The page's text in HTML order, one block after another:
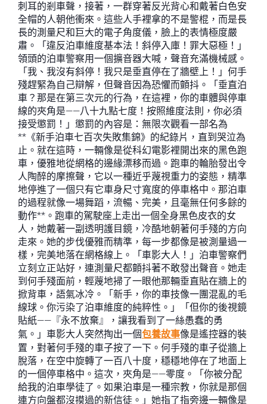
刺耳的剎車聲，接著，一群穿著反光背心和戴著白色安
全帽的人朝他衝來。這些人手裡拿的不是警棍，而是長
長的測量尺和巨大的電子角度儀，臉上的表情極度嚴
肅。「違反泊車維度基本法！斜停入庫！罪大惡極！」
領頭的泊車警察用一個擴音器大喊，聲音充滿機械感。
「我、我沒有斜停！我只是垂直停在了牆壁上！」何手
殘趕緊為自己辯解，但聲音因為恐懼而顫抖。「垂直泊
車？那是在第三次元的行為，在這裡，你的車體與停車
線的夾角是——八十九點七度！按照維度法則，你必須
接受懲罰！」懲罰的內容是：無限次觀看一部名為
**《新手泊車七百次失敗集錦》的紀錄片，直到哭泣為
止。就在這時，一輛像是從科幻電影裡開出來的黑色跑
車，優雅地從網格的邊緣漂移而過。跑車的輪胎發出令
人陶醉的摩擦聲，它以一種近乎蔑視重力的姿態，精準
地停進了一個只有它車身尺寸寬度的停車格中。那泊車
的過程就像一場舞蹈，流暢、完美，且毫無任何多餘的
動作**。跑車的駕駛座上走出一個全身黑色皮衣的女
人，她戴著一副透明護目鏡，冷酷地朝著何手殘的方向
走來。她的步伐優雅而精準，每一步都像是被測量過一
樣，完美地落在網格線上。「車影大人！」泊車警察們
立刻立正站好，連測量尺都顫抖著不敢發出聲音。她走
到何手殘面前，輕蔑地掃了一眼他那輛垂直貼在牆上的
掀背車，語氣冰冷。「新手，你的車技像一團混亂的毛
線球。你污染了泊車維度的純粹性。」「但你的後視鏡
貼紙——『永不放棄』，讓我看到了一絲愚蠢的勇
氣。」車影大人突然掏出一個包養故事像是遙控器的裝
置，對著何手殘的車子按了一下。何手殘的車子從牆上
脫落，在空中旋轉了一百八十度，穩穩地停在了地面上
的一個停車格中。這次，夾角是——零度。「你被分配
給我的泊車學徒了。如果泊車是一種宗教，你就是那個
連方向盤都沒摸過的新信徒。」她指了指旁邊一輛像是